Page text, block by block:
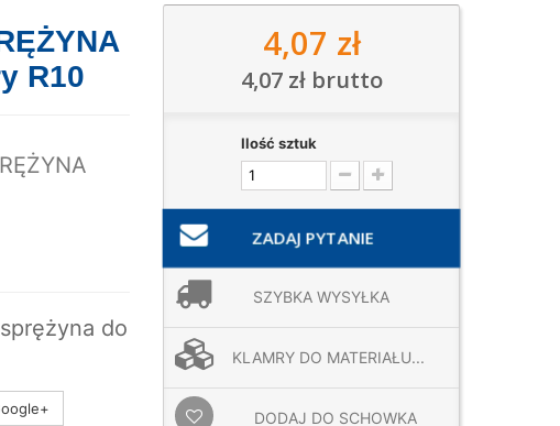
R10
do
4,07 zł
4,07 złbrutto
Ilość sztuk
ZADAJ PYTANIE
SZYBKA WYSYŁKA
KLAMRY DO MATERIAŁU...
DODAJ DO SCHOWKA